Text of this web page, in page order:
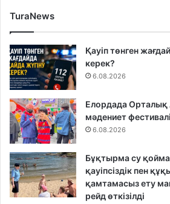
TuraNews
Қауіп төнген
керек?
6.08.2026
Елордада Орталық
мәдениет
6.08.2026
Бұқтырма су
қауіпсіздік пен
қамтамасыз ету
рейд өткізілді